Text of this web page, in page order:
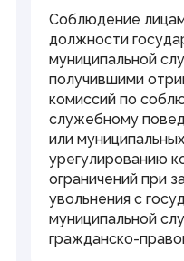
Соблюдение
должности
муниципальной
получившими
комиссий по
служебному
или
урегулированию
ограничений при
увольнения с
муниципальной
гражданско-